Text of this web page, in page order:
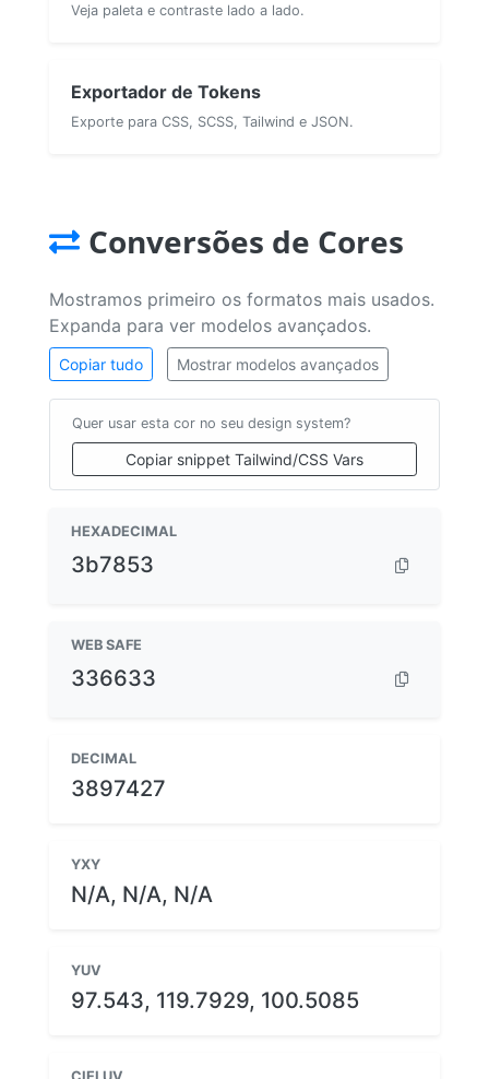
Veja paleta e contraste lado a lado.
Exportador de Tokens
Exporte para CSS, SCSS, Tailwind e JSON.
Conversões de Cores
Mostramos primeiro os formatos mais usados.
Expanda para ver modelos avançados.
Copiar tudo Mostrar modelos avançados
Quer usar esta cor no seu design system?
Copiar snippet Tailwind/CSS Vars
HEXADECIMAL
3b7853
WEB SAFE
336633
DECIMAL
3897427
YXY
N/A, N/A, N/A
YUV
97.543, 119.7929, 100.5085
CIELUV